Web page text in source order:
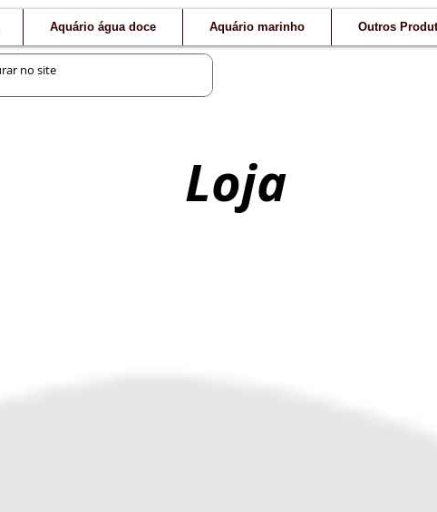
Aquário água doce Aquário marinho Outros
Loja